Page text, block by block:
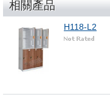
相關產品
H118-L2